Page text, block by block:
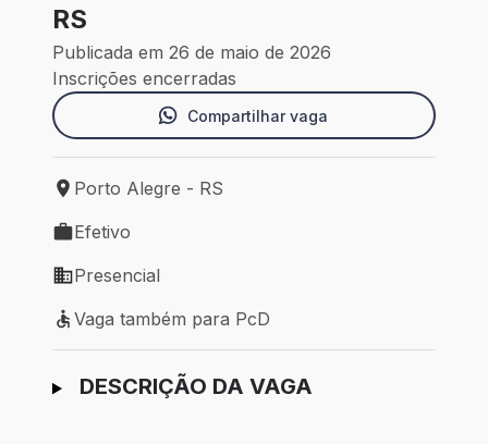
RS
Publicada em 26 de maio de 2026
Inscrições encerradas
Compartilhar vaga
Local de trabalho: Porto Alegre - RS
Porto Alegre - RS
Tipo de vaga: Efetivo
Efetivo
Modelo de trabalho: Presencial
Presencial
Vaga também para PcD
Vaga também para PcD
Ir para candidatura
DESCRIÇÃO DA VAGA